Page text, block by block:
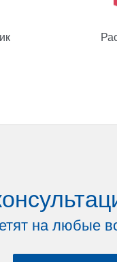
на любые